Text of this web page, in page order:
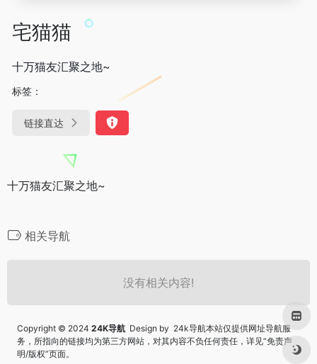
宅猫猫
十万猫友汇聚之地~
标签：
链接直达
十万猫友汇聚之地~
相关导航
没有相关内容!
Copyright © 2024 24K导航 Design by 24k导航本站仅提供网址导航服
务，所指向的链接均为第三方网站，对其内容不负任何责任，详见“免责声
明/版权”页面。